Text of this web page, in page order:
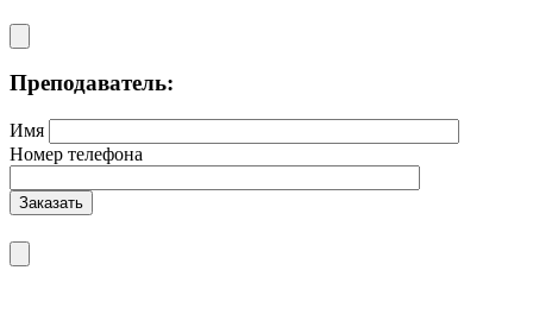
Преподаватель:
Имя
Номер телефона
Заказать